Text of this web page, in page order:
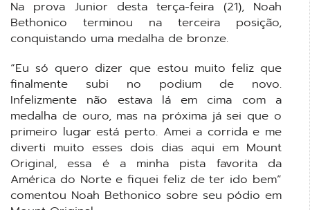
Na prova Junior desta terça-feira (21), Noah
Bethonico terminou na terceira posição,
conquistando uma medalha de bronze.
“Eu só quero dizer que estou muito feliz que
finalmente subi no podium de novo.
Infelizmente não estava lá em cima com a
medalha de ouro, mas na próxima já sei que o
primeiro lugar está perto. Amei a corrida e me
diverti muito esses dois dias aqui em Mount
Original, essa é a minha pista favorita da
América do Norte e fiquei feliz de ter ido bem”
comentou Noah Bethonico sobre seu pódio em